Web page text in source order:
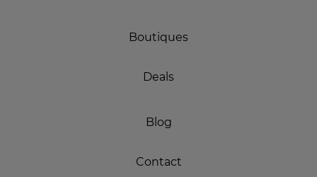
Boutiques
Deals
Blog
Contact